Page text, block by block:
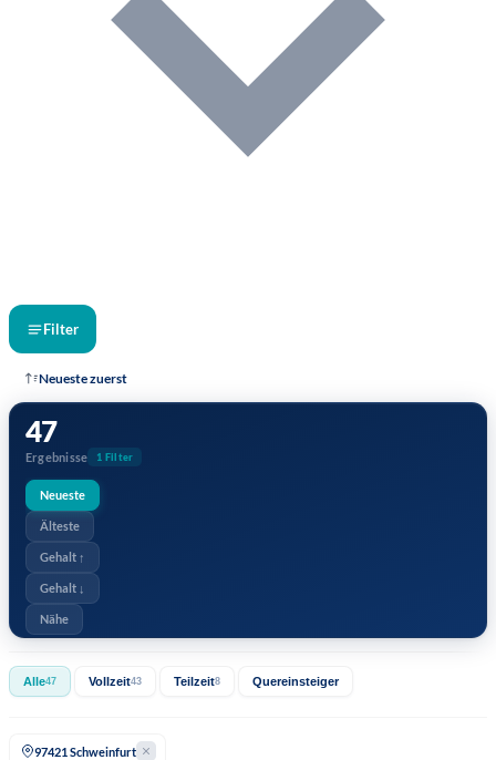
Filter
Neueste zuerst
47
Ergebnisse 1 Filter
Neueste
Älteste
Gehalt ↑
Gehalt ↓
Nähe
Alle47 Vollzeit43 Teilzeit8 Quereinsteiger
97421 Schweinfurt